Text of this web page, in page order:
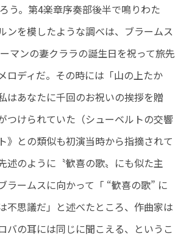
う。第4楽章序奏部後半で鳴りわた
ンを模したような調べは、ブラームス
マンの妻クララの誕生日を祝って旅先
ロディだ。その時には「山の上たか
はあなたに千回のお祝いの挨拶を贈
つけられていた（シューベルトの交響
》との類似も初演当時から指摘されて
述のように〝歓喜の歌〟にも似た主
ームスに向かって「 “歓喜の歌” に
不思議だ」と述べたところ、作曲家は
バの耳には同じに聞こえる、というこ